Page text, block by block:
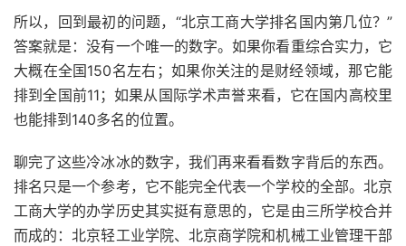
所以，回到最初的问题，“北京工商大学排名国内第几位？”
答案就是：没有一个唯一的数字。如果你看重综合实力，它
大概在全国150名左右；如果你关注的是财经领域，那它能
排到全国前11；如果从国际学术声誉来看，它在国内高校里
也能排到140多名的位置。
聊完了这些冷冰冰的数字，我们再来看看数字背后的东西。
排名只是一个参考，它不能完全代表一个学校的全部。北京
工商大学的办学历史其实挺有意思的，它是由三所学校合并
而成的：北京轻工业学院、北京商学院和机械工业管理干部